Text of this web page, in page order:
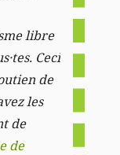
libre
Ceci
de
les
de
de